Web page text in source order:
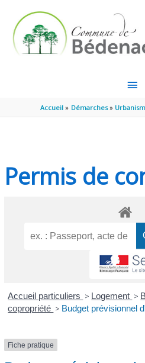
MENU
Accueil Démarches
Permis de
Accueil particuliers > Logement >
copropriété > Budget prévisionnel
Fiche pratique